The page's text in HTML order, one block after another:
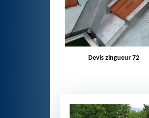
Devis pose de gouttière 72